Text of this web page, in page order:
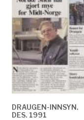
DRAUGEN-INNSYN.
DES. 1991